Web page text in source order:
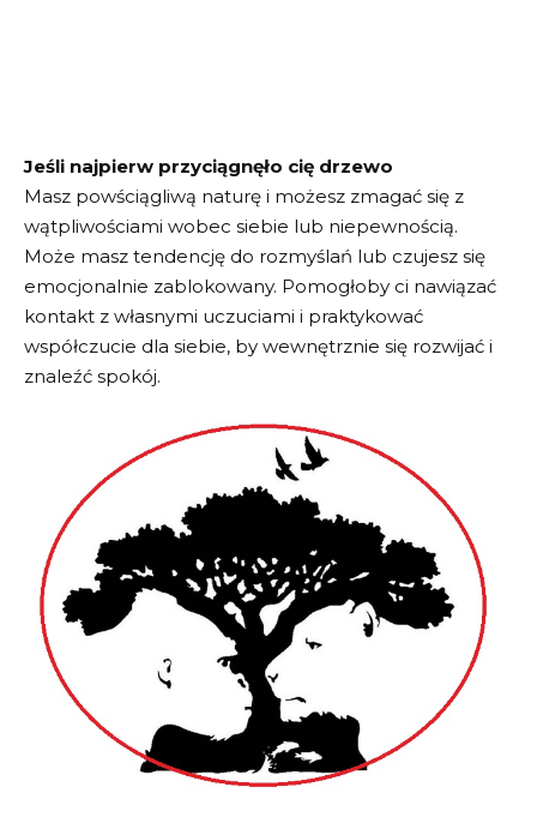
Jeśli najpierw przyciągnęło cię drzewo
Masz powściągliwą naturę i możesz zmagać się z
wątpliwościami wobec siebie lub niepewnością.
Może masz tendencję do rozmyślań lub czujesz się
emocjonalnie zablokowany. Pomogłoby ci nawiązać
kontakt z własnymi uczuciami i praktykować
współczucie dla siebie, by wewnętrznie się rozwijać i
znaleźć spokój.